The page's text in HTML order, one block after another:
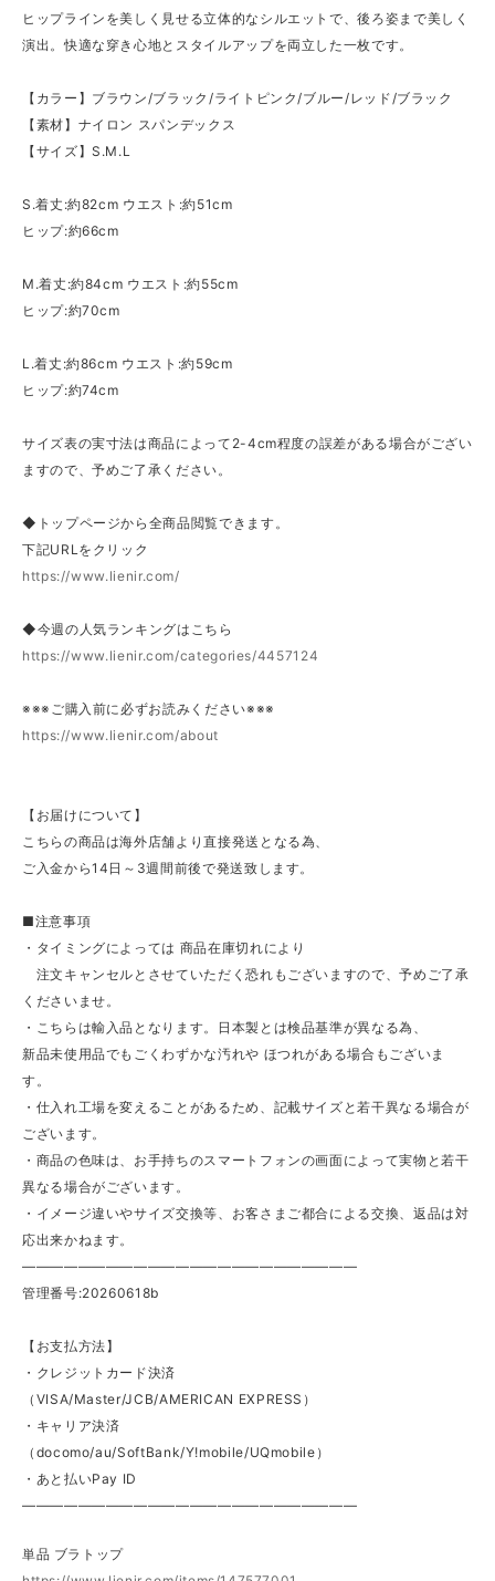
ヒップラインを美しく見せる立体的なシルエットで、後ろ姿まで美しく
演出。快適な穿き心地とスタイルアップを両立した一枚です。
【カラー】ブラウン/ブラック/ライトピンク/ブルー/レッド/ブラック
【素材】ナイロン スパンデックス
【サイズ】S.M.L
S.着丈:約82cm ウエスト:約51cm
ヒップ:約66cm
M.着丈:約84cm ウエスト:約55cm
ヒップ:約70cm
L.着丈:約86cm ウエスト:約59cm
ヒップ:約74cm
サイズ表の実寸法は商品によって2-4cm程度の誤差がある場合がござい
ますので、予めご了承ください。
◆トップページから全商品閲覧できます。
下記URLをクリック
https://www.lienir.com/
◆今週の人気ランキングはこちら
https://www.lienir.com/categories/4457124
※※※ご購入前に必ずお読みください※※※
https://www.lienir.com/about
【お届けについて】
こちらの商品は海外店舗より直接発送となる為、
ご入金から14日～3週間前後で発送致します。
■注意事項
・タイミングによっては 商品在庫切れにより
注文キャンセルとさせていただく恐れもございますので、予めご了承
くださいませ。
・こちらは輸入品となります。日本製とは検品基準が異なる為、
新品未使用品でもごくわずかな汚れや ほつれがある場合もございま
す。
・仕入れ工場を変えることがあるため、記載サイズと若干異なる場合が
ございます。
・商品の色味は、お手持ちのスマートフォンの画面によって実物と若干
異なる場合がございます。
・イメージ違いやサイズ交換等、お客さまご都合による交換、返品は対
応出来かねます。
————————————————————————
管理番号:20260618b
【お支払方法】
・クレジットカード決済
（VISA/Master/JCB/AMERICAN EXPRESS）
・キャリア決済
（docomo/au/SoftBank/Y!mobile/UQmobile）
・あと払いPay ID
————————————————————————
単品 ブラトップ